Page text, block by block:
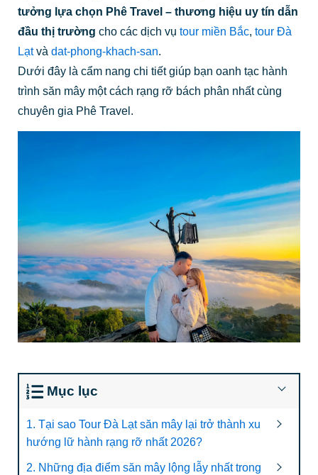
tưởng lựa chọn Phê Travel – thương hiệu uy tín dẫn
đầu thị trường cho các dịch vụ tour miền Bắc, tour Đà
Lạtvà dat-phong-khach-san.
Dưới đây là cẩm nang chi tiết giúp bạn oanh tạc hành
trình săn mây một cách rạng rỡ bách phân nhất cùng
chuyên gia Phê Travel.
Mục lục
1. Tại sao Tour Đà Lạt săn mây lại trở thành xu
hướng lữ hành rạng rỡ nhất 2026?
2. Những địa điểm săn mây lộng lẫy nhất trong